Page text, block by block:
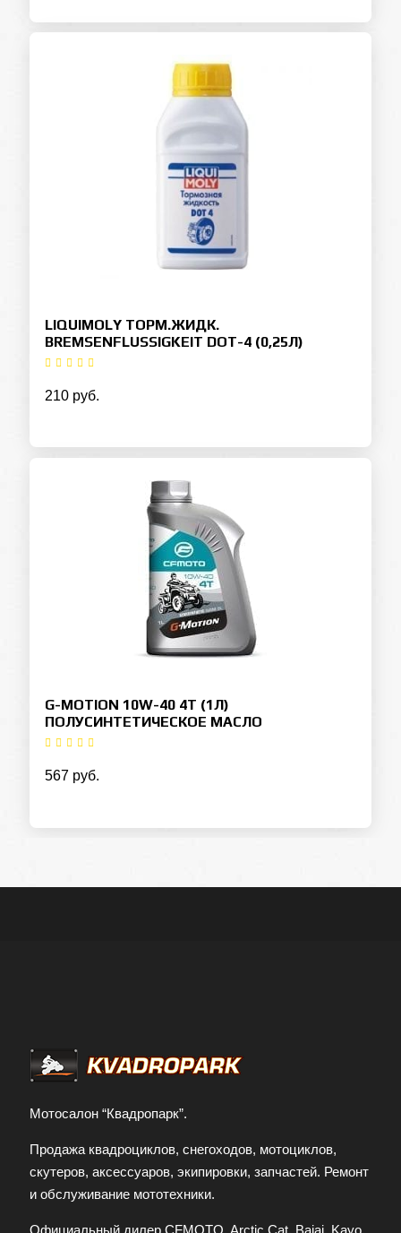
LIQUIMOLY ТОРМ.ЖИДК.
BREMSENFLUSSIGKEIT DOT-4 (0,25Л)
210 руб.
G-MOTION 10W-40 4T (1Л)
ПОЛУСИНТЕТИЧЕСКОЕ МАСЛО
567 руб.
Мотосалон “Квадропарк”.
Продажа квадроциклов, снегоходов, мотоциклов,
скутеров, аксессуаров, экипировки, запчастей. Ремонт
и обслуживание мототехники.
Официальный дилер CFMOTO, Arctic Cat, Bajaj, Kayo,